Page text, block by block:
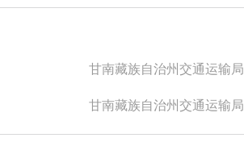
甘南藏族自治州交通运输局
甘南藏族自治州交通运输局